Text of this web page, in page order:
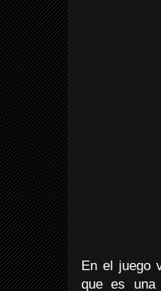
En el juego
que es una